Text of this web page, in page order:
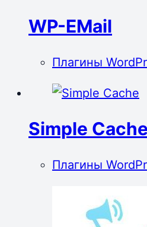
WP-EMail
Плагины
Simple Cache
Плагины